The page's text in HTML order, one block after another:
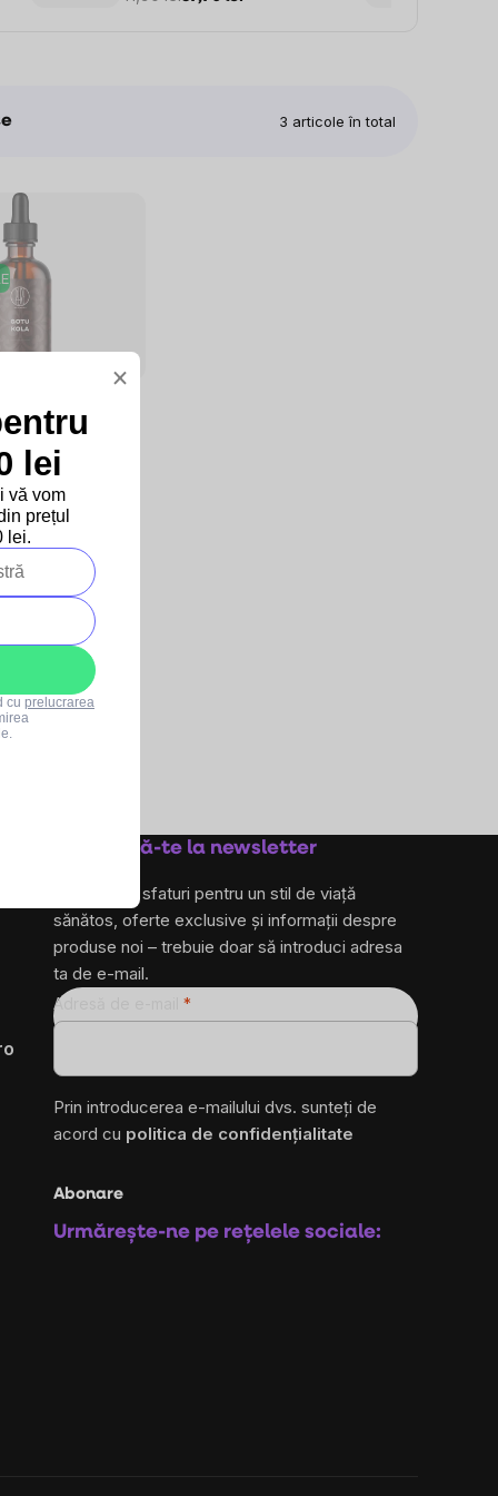
3 articole în total
Pure® Gotu
mental
Abonează-te la newsletter
și primește sfaturi pentru un stil de viață
sănătos, oferte exclusive și informații despre
produse noi – trebuie doar să introduci adresa
ta de e-mail.
Adresă de e-mail
Prin introducerea e-mailului dvs. sunteți de
acord cu politica de confidențialitate
Abonare
Urmărește-ne pe rețelele sociale:
×
lei
vă vom
prețul
lei.
cu prelucrarea